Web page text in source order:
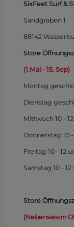
SixFeet Surf &
Sandgraben 1
88142
Store
(1.Mai - 15. Sep)
Montag
Dienstag
Mittwoch 10 -
Donnerstag 10 -
Freitag 10 - 12
Samstag 10 - 12
Store
(Nebensaison